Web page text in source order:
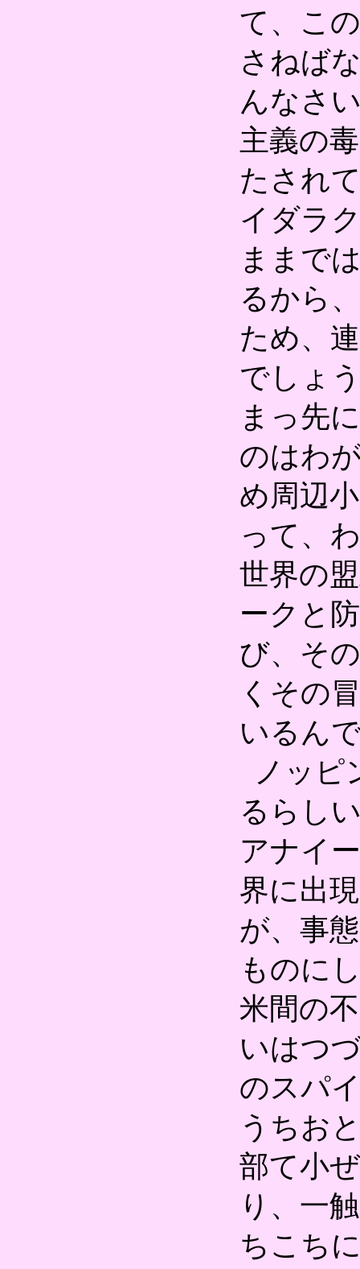
て、こ
さねば
んなさ
主義の
たされ
イダラ
ままで
るから
ため、
でしょ
まっ先
のはわ
め周辺
って、
世界の
ークと
び、そ
くその
いるん
ノッピ
るらし
アナイ
界に出
が、事
ものに
米間の
いはつ
のスパ
うちお
部て小
り、一
ちこち